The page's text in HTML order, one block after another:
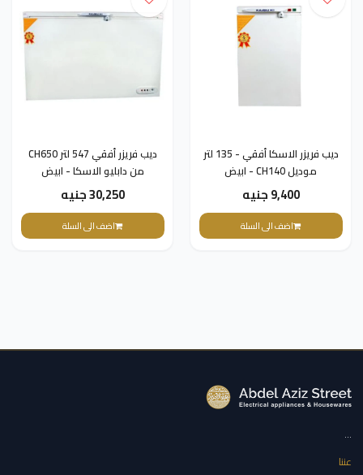
ديب فريزر الاسكا أفقي - 135 لتر
موديل CH140 - ابيض
9,400 جنيه
اضف الى السلة
ديب فريزر أفقي 547 لتر CH650
من دابليو الاسكا - ابيض
30,250 جنيه
اضف الى السلة
...
عننا